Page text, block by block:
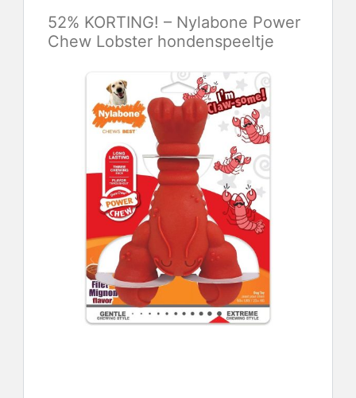
52% KORTING! – Nylabone Power
Chew Lobster hondenspeeltje